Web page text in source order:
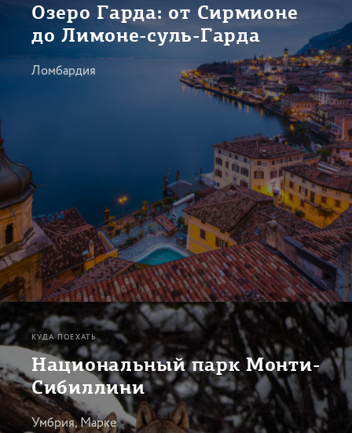
Озеро Гарда: от Сирмионе
до Лимоне-суль-Гарда
Ломбардия
КУДА ПОЕХАТЬ
Национальный парк Монти-
Сибиллини
Умбрия, Марке